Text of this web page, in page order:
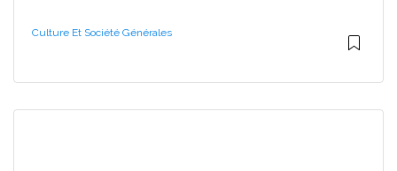
Culture Et Société Générales